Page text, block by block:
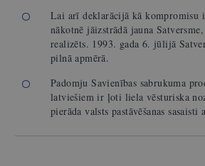
Lai arī deklarācijā kā kompromisu
nākotnē jāizstrādā jauna
realizēts. 1993. gada 6. jūlijā
pilnā apmērā.
Padomju Savienības sabrukuma
latviešiem ir ļoti liela vēsturiska
pierāda valsts pastāvēšanas sasaisti